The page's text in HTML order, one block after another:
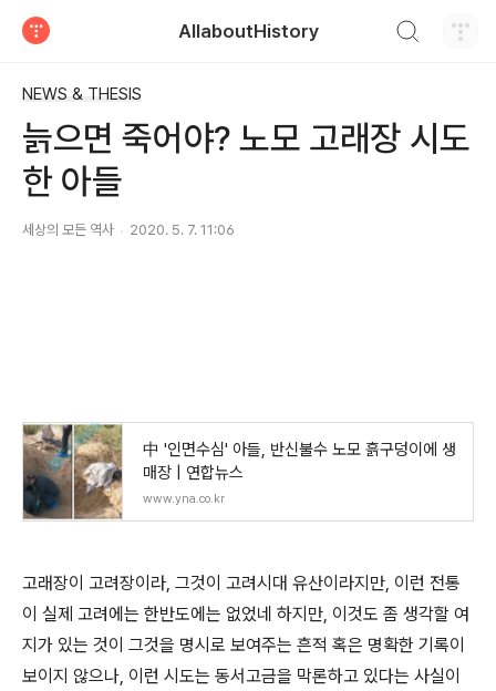
AllaboutHistory
NEWS & THESIS
늙으면 죽어야? 노모 고래장 시도
한 아들
세상의 모든 역사 2020. 5. 7. 11:06
中 '인면수심' 아들, 반신불수 노모 흙구덩이에 생
매장 | 연합뉴스
www.yna.co.kr
고래장이 고려장이라, 그것이 고려시대 유산이라지만, 이런 전통
이 실제 고려에는 한반도에는 없었네 하지만, 이것도 좀 생각할 여
지가 있는 것이 그것을 명시로 보여주는 흔적 혹은 명확한 기록이
보이지 않으나, 이런 시도는 동서고금을 막론하고 있다는 사실이